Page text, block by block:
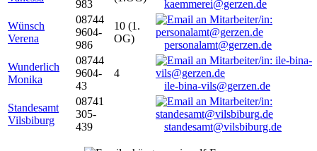
983
kaemmerei@gerzen.de
Wünsch
Verena
08744
9604-
986
10 (1.
OG)
personalamt@gerzen.de
Wunderlich
Monika
08744
9604-
43
4
ile-bina-vils@gerzen.de
Standesamt
Vilsbiburg
08741
305-
439
standesamt@vilsbiburg.de